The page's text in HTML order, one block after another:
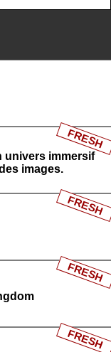
univers immersif
images.
FRESH
FRESH
FRESH
FRESH